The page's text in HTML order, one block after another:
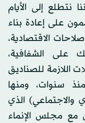
نتطلع إلى الأيام
على إعادة بناء
الاقتصادية،
على الشفافية،
اللازمة للصناديق
سنوات، ومنها
والاجتماعي) الذي
مع مجلس الإنماء